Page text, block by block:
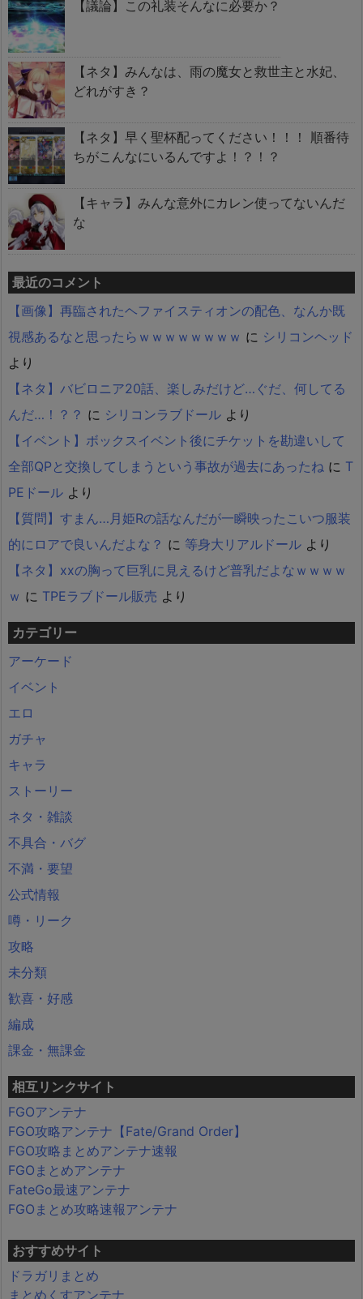
【議論】この礼装そんなに必要か？
【ネタ】みんなは、雨の魔女と救世主と水妃、
どれがすき？
【ネタ】早く聖杯配ってください！！！ 順番待
ちがこんなにいるんですよ！？！？
【キャラ】みんな意外にカレン使ってないんだ
な
最近のコメント
【画像】再臨されたヘファイスティオンの配色、なんか既
視感あるなと思ったらｗｗｗｗｗｗｗｗ に シリコンヘッド
より
【ネタ】バビロニア20話、楽しみだけど…ぐだ、何してる
んだ…！？？ に シリコンラブドール より
【イベント】ボックスイベント後にチケットを勘違いして
全部QPと交換してしまうという事故が過去にあったね に T
PEドール より
【質問】すまん…月姫Rの話なんだが一瞬映ったこいつ服装
的にロアで良いんだよな？ に 等身大リアルドール より
【ネタ】xxの胸って巨乳に見えるけど普乳だよなｗｗｗｗ
ｗ に TPEラブドール販売 より
カテゴリー
アーケード
イベント
エロ
ガチャ
キャラ
ストーリー
ネタ・雑談
不具合・バグ
不満・要望
公式情報
噂・リーク
攻略
未分類
歓喜・好感
編成
課金・無課金
相互リンクサイト
FGOアンテナ
FGO攻略アンテナ【Fate/Grand Order】
FGO攻略まとめアンテナ速報
FGOまとめアンテナ
FateGo最速アンテナ
FGOまとめ攻略速報アンテナ
おすすめサイト
ドラガリまとめ
まとめくすアンテナ